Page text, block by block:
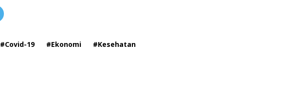
#Covid-19 #Ekonomi #Kesehatan